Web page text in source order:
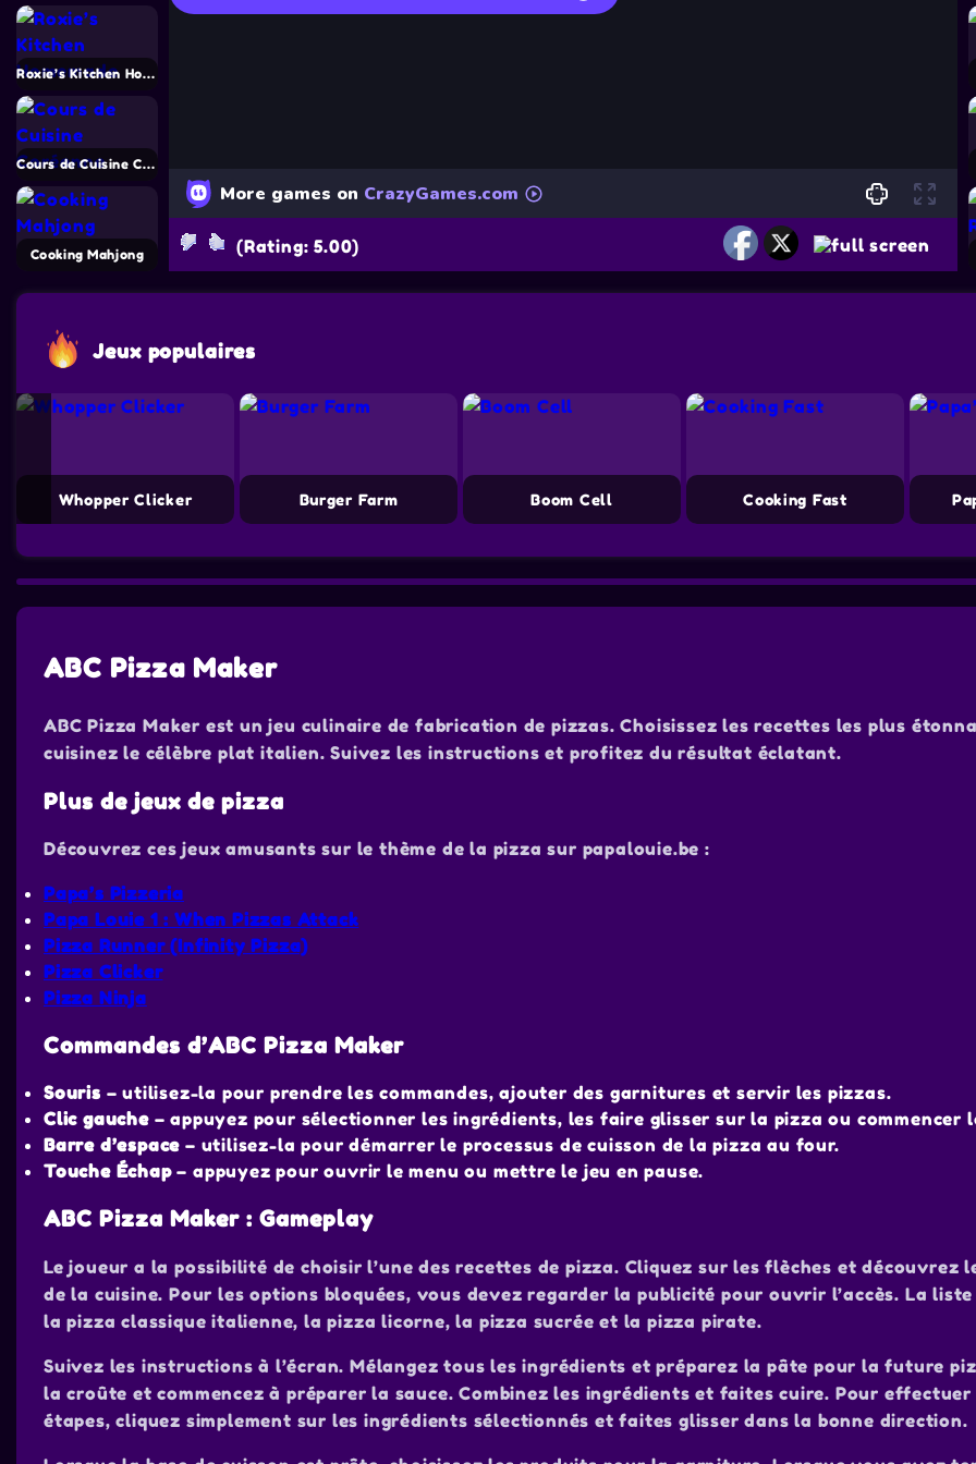
Roxie’s Kitchen Homemade Naan
Cours de Cuisine Coréenne
Cooking Mahjong (Rating: 5.00)
Jeux populaires
Whopper Clicker Burger Farm Boom Cell Cooking Fast
ABC Pizza Maker
ABC Pizza Maker est un jeu culinaire de fabrication de pizzas. Choisissez les recettes les plus
cuisinez le célèbre plat italien. Suivez les instructions et profitez du résultat éclatant.
Plus de jeux de pizza
Découvrez ces jeux amusants sur le thème de la pizza sur papalouie.be :
Papa’s Pizzeria
Papa Louie 1 : When Pizzas Attack
Pizza Runner (Infinity Pizza)
Pizza Clicker
Pizza Ninja
Commandes d’ABC Pizza Maker
Souris – utilisez-la pour prendre les commandes, ajouter des garnitures et servir les pizzas.
Clic gauche– appuyez pour sélectionner les ingrédients, les faire glisser sur la pizza ou commencer
Barre d’espace – utilisez-la pour démarrer le processus de cuisson de la pizza au four.
Touche Échap– appuyez pour ouvrir le menu ou mettre le jeu en pause.
ABC Pizza Maker : Gameplay
Le joueur a la possibilité de choisir l’une des recettes de pizza. Cliquez sur les flèches et découvrez
de la cuisine. Pour les options bloquées, vous devez regarder la publicité pour ouvrir l’accès. La liste
la pizza classique italienne, la pizza licorne, la pizza sucrée et la pizza pirate.
Suivez les instructions à l’écran. Mélangez tous les ingrédients et préparez la pâte pour la future
la croûte et commencez à préparer la sauce. Combinez les ingrédients et faites cuire. Pour
étapes, cliquez simplement sur les ingrédients sélectionnés et faites glisser dans la bonne direction.